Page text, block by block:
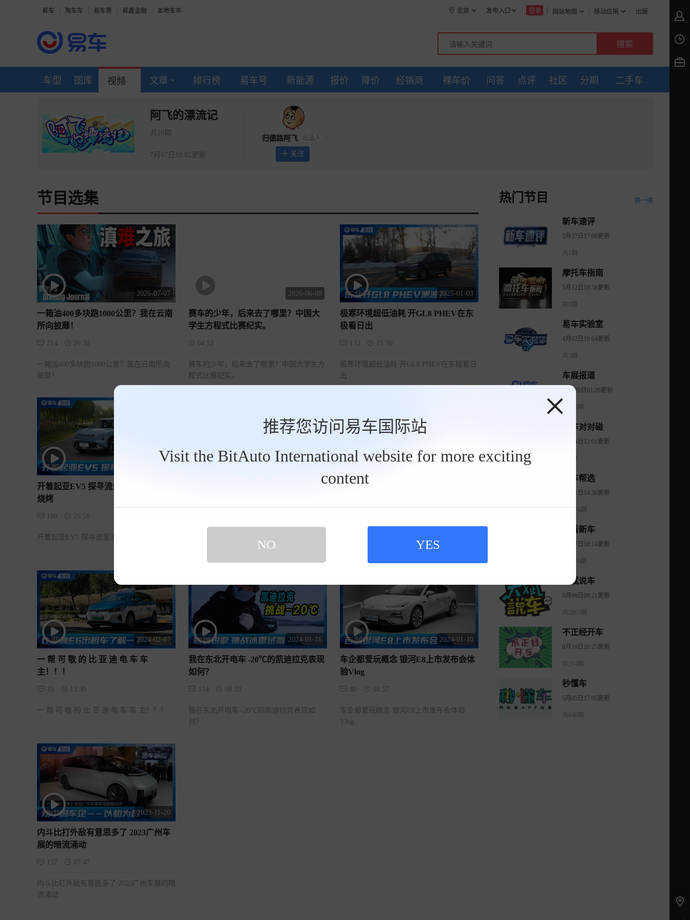
易车 淘车车 易车惠 易鑫金融 本地车市 网站地图 移动应用 出版
登录
发布入口
北京
推荐您访问易车国际站
Visit the BitAuto International website for more exciting
content
NO YES
车型 图库 视频 文章 排行榜 易车号 新能源 报价 降价 经销商 裸车价 问答 点评 社区 分期 二手车
阿飞的漂流记
共10期
7月07日19:02更新
归德路阿飞 出品人
关注
节目选集
2026-07-07
一箱油400多块跑1000公里？我在云南
所向披靡！
214 26:38
一箱油400多块跑1000公里？我在云南所向
披靡！
2026-06-08
赛车的少年，后来去了哪里？中国大
学生方程式比赛纪实。
04:52
赛车的少年，后来去了哪里？中国大学生方
程式比赛纪实。
2025-01-03
极寒环境超低油耗 开GL8 PHEV在东
极看日出
132 15:38
极寒环境超低油耗 开GL8 PHEV在东极看日
出
开着起亚EV5 探寻流量消退后的淄博
烧烤
180 25:56
开着起亚EV5 探寻流量消退后的淄博烧烤
8 0 0 公 里 纯 电 车 春 运 挑 战 ！！
2024-02-07
一 帮 可 敬 的 比 亚 迪 电 车 车
主！！！
19 13:30
一 帮 可 敬 的 比 亚 迪 电 车 车 主！！！
2024-01-16
我在东北开电车 -20℃的凯迪拉克表现
如何？
114 08:33
我在东北开电车 -20℃的凯迪拉克表现如
何？
2024-01-10
车企都爱玩概念 银河E8上市发布会体
验Vlog
80 08:57
车企都爱玩概念 银河E8上市发布会体验
Vlog
2023-11-20
内斗比打外敌有意思多了 2023广州车
展的暗流涌动
137 07:47
内斗比打外敌有意思多了 2023广州车展的暗
流涌动
热门节目 换一换
新车速评
2月27日17:00更新
共1期
摩托车指南
5月12日18:58更新
共8期
易车实验室
4月02日16:04更新
共3期
车展报道
11月20日01:26更新
共486期
易车对对碰
5月24日12:01更新
共1期
有车帮选
4月11日14:38更新
共1474期
智看新车
8月07日18:14更新
共1176期
大斌说车
8月06日08:21更新
共2965期
不正经开车
8月18日20:25更新
共254期
秒懂车
5月05日17:05更新
共648期